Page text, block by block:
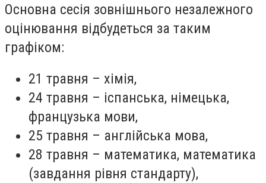
Основна сесія зовнішнього незалежного
оцінювання відбудеться за таким
графіком:
21 травня – хімія,
24 травня – іспанська, німецька,
французька мови,
25 травня – англійська мова,
28 травня – математика, математика
(завдання рівня стандарту),